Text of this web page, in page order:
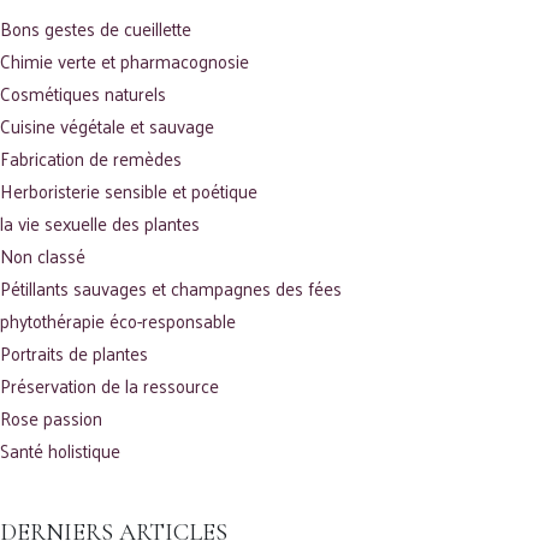
Bons gestes de cueillette
Chimie verte et pharmacognosie
Cosmétiques naturels
Cuisine végétale et sauvage
Fabrication de remèdes
Herboristerie sensible et poétique
la vie sexuelle des plantes
Non classé
Pétillants sauvages et champagnes des fées
phytothérapie éco-responsable
Portraits de plantes
Préservation de la ressource
Rose passion
Santé holistique
DERNIERS ARTICLES